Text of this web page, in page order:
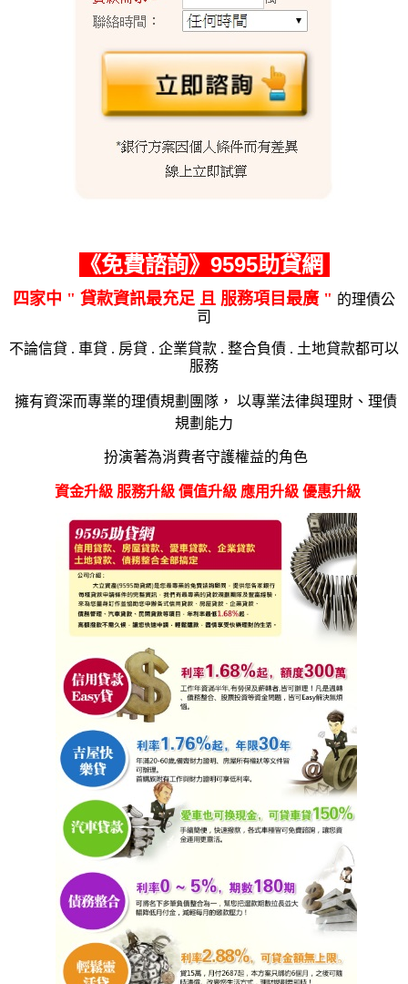
《免費諮詢》9595助貸網
四家中 " 貸款資訊最充足 且 服務項目最廣 " 的理債公
司
不論信貸 . 車貸 . 房貸 . 企業貸款 . 整合負債 . 土地貸款都可以
服務
擁有資深而專業的理債規劃團隊， 以專業法律與理財、理債
規劃能力
扮演著為消費者守護權益的角色
資金升級 服務升級 價值升級 應用升級 優惠升級